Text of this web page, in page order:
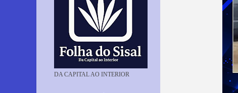
DA CAPITAL AO INTERIOR